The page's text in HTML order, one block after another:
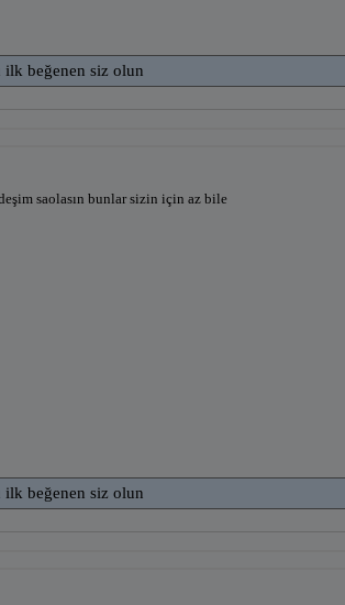
ilk beğenen siz olun
saolasın bunlar sizin için az bile
ilk beğenen siz olun